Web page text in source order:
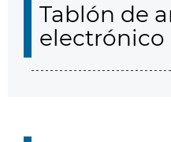
Tablón de
electrónico